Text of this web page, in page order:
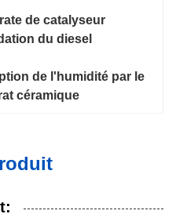
de catalyseur
du diesel
de l'humidité par le
céramique